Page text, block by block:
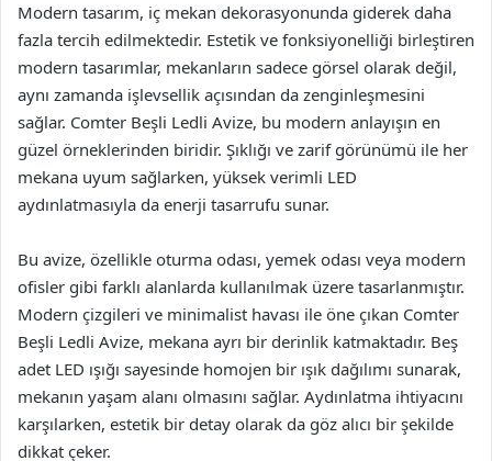
Modern tasarım, iç mekan dekorasyonunda giderek daha
fazla tercih edilmektedir. Estetik ve fonksiyonelliği birleştiren
modern tasarımlar, mekanların sadece görsel olarak değil,
aynı zamanda işlevsellik açısından da zenginleşmesini
sağlar. Comter Beşli Ledli Avize, bu modern anlayışın en
güzel örneklerinden biridir. Şıklığı ve zarif görünümü ile her
mekana uyum sağlarken, yüksek verimli LED
aydınlatmasıyla da enerji tasarrufu sunar.
Bu avize, özellikle oturma odası, yemek odası veya modern
ofisler gibi farklı alanlarda kullanılmak üzere tasarlanmıştır.
Modern çizgileri ve minimalist havası ile öne çıkan Comter
Beşli Ledli Avize, mekana ayrı bir derinlik katmaktadır. Beş
adet LED ışığı sayesinde homojen bir ışık dağılımı sunarak,
mekanın yaşam alanı olmasını sağlar. Aydınlatma ihtiyacını
karşılarken, estetik bir detay olarak da göz alıcı bir şekilde
dikkat çeker.